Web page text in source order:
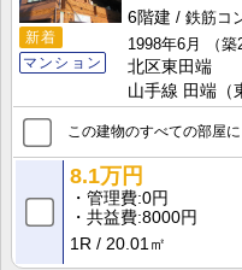
新着
マンション
6階建
鉄筋コ
1998年6月
（築
北区東田端
山手線 田端（
この建物のすべての部屋
8.1万円
管理費 0円
共益費 8000円
1R
20.01㎡